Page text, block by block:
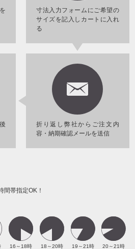
寸法入力フォームにご希望の
サイズを記入しカートに入れ
る
折り返し弊社からご注文内
容・納期確認メールを送信
間帯指定OK！
16～18時
18～20時
19～21時
20～21時